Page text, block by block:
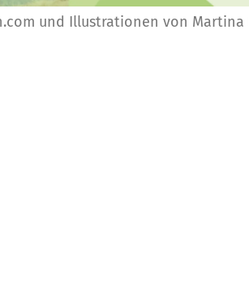
und Illustrationen von Martina